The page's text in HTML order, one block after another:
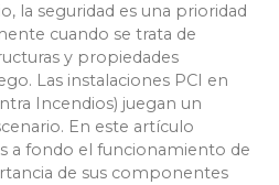
la seguridad es una prioridad
cuando se trata de
y propiedades
Las instalaciones PCI en
Incendios) juegan un
En este artículo
a fondo el funcionamiento de
de sus componentes